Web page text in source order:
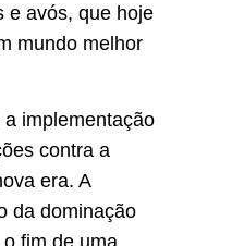
e avós, que hoje
mundo melhor
implementação
contra a
era. A
da dominação